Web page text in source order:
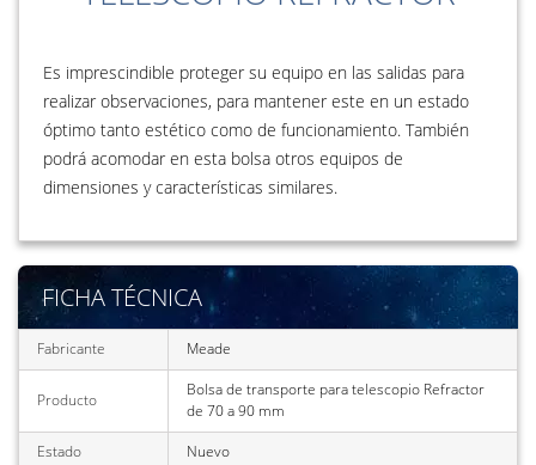
Es imprescindible proteger su equipo en las salidas para
realizar observaciones, para mantener este en un estado
óptimo tanto estético como de funcionamiento. También
podrá acomodar en esta bolsa otros equipos de
dimensiones y características similares.
FICHA TÉCNICA
Fabricante Meade
Producto
Bolsa de transporte para telescopio Refractor
de 70 a 90 mm
Estado
Nuevo